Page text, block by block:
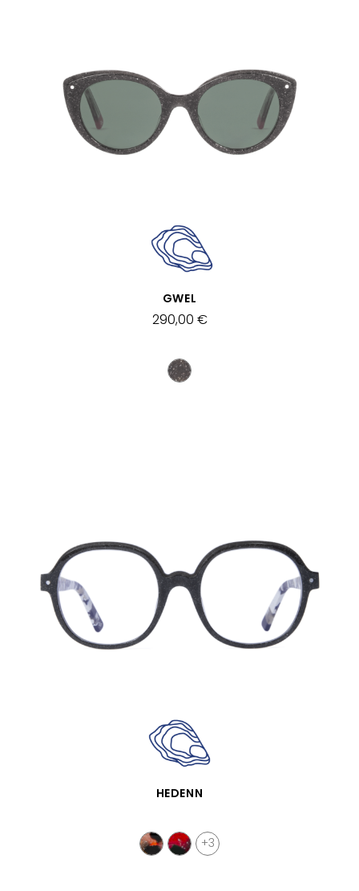
VISTA RÁPIDA
GWEL
290,00 €
VISTA RÁPIDA
HEDENN
+3